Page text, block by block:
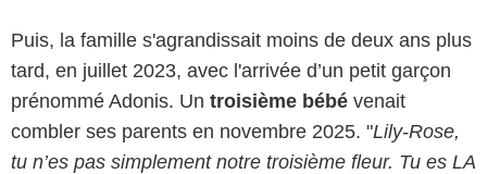
Puis, la famille s'agrandissait moins de deux ans plus
tard, en juillet 2023, avec l'arrivée d’un petit garçon
prénommé Adonis. Un troisième bébé venait
combler ses parents en novembre 2025. "Lily-Rose,
tu n’es pas simplement notre troisième fleur. Tu es LA